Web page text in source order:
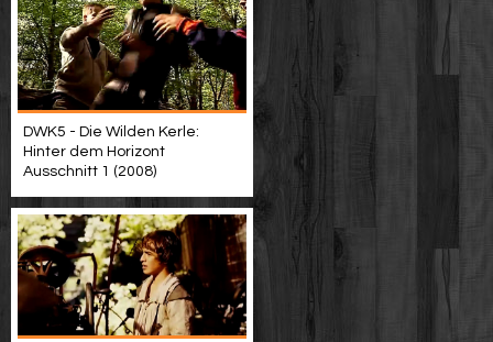
DWK5 - Die Wilden Kerle:
Hinter dem Horizont
Ausschnitt 1 (2008)